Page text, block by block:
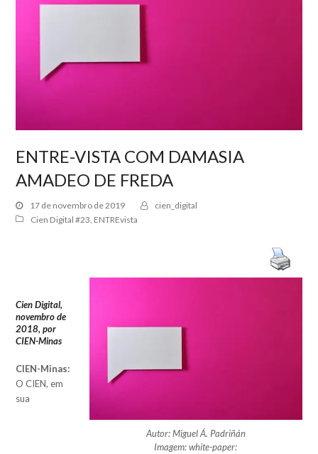
ENTRE-VISTA COM DAMASIA
AMADEO DE FREDA
17 de novembro de 2019
cien_digital
Cien Digital #23 ENTREvista
Autor: Miguel Á. Padriñán
Imagem: white-paper:
Cien Digital,
novembro de
2018, por
CIEN-Minas
CIEN-Minas:
O CIEN, em
sua